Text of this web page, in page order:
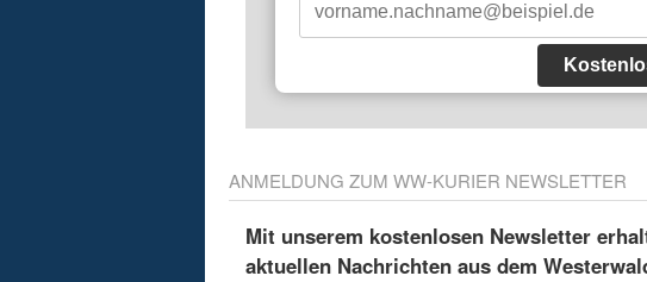
ANMELDUNG ZUM WW-KURIER NEWSLETTER
Mit unserem kostenlosen Newsletter
aktuellen Nachrichten aus dem